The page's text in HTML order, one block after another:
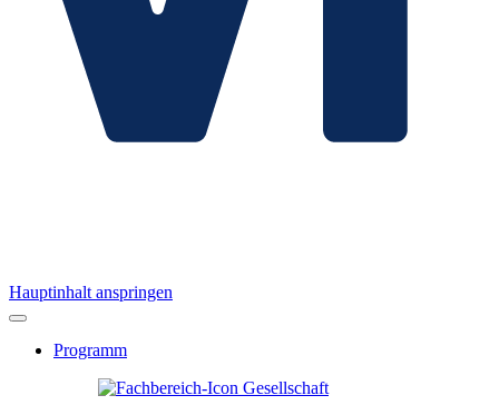
Hauptinhalt anspringen
Programm